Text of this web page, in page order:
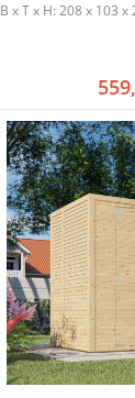
B x T x H: 208 x 103